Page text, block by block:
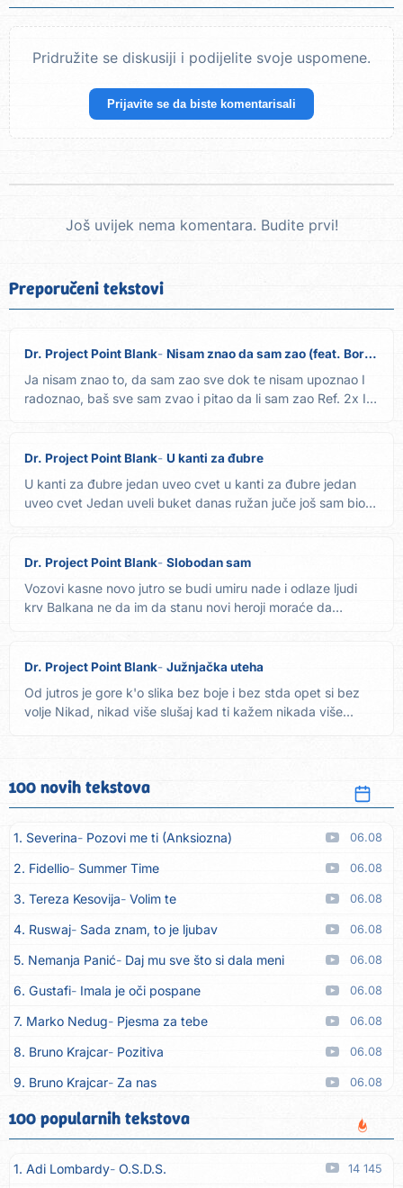
Pridružite se diskusiji i podijelite svoje uspomene.
Prijavite se da biste komentarisali
Još uvijek nema komentara. Budite prvi!
Preporučeni tekstovi
Dr. Project Point Blank Nisam znao da sam zao (feat. Bora Đorđević)
Ja nisam znao to, da sam zao sve dok te nisam upoznao I
radoznao, baš sve sam zvao i pitao da li sam zao Ref. 2x I
Dr. Project Point Blank U kanti za đubre
U kanti za đubre jedan uveo cvet u kanti za đubre jedan
uveo cvet Jedan uveli buket danas ružan juče još sam bio
Dr. Project Point Blank Slobodan sam
Vozovi kasne novo jutro se budi umiru nade i odlaze ljudi
krv Balkana ne da im da stanu novi heroji moraće da
Dr. Project Point Blank Južnjačka uteha
Od jutros je gore k'o slika bez boje i bez stda opet si bez
volje Nikad, nikad više slušaj kad ti kažem nikada više...
100 novih tekstova
1. Severina Pozovi me ti (Anksiozna) 06.08
2. Fidellio Summer Time 06.08
3. Tereza Kesovija Volim te 06.08
4. Ruswaj Sada znam, to je ljubav 06.08
5. Nemanja Panić Daj mu sve što si dala meni 06.08
6. Gustafi Imala je oči pospane 06.08
7. Marko Nedug Pjesma za tebe 06.08
8. Bruno Krajcar Pozitiva 06.08
9. Bruno Krajcar Za nas 06.08
10. Tereza Kesovija Da li ću moći
11. Lidija Bačić Neka se vino toči (Nazdravlje) 06.08
12. Karin Kuljanić Nisi zavridel 06.08
100 popularnih tekstova
1. Adi Lombardy O.S.D.S. 14 145